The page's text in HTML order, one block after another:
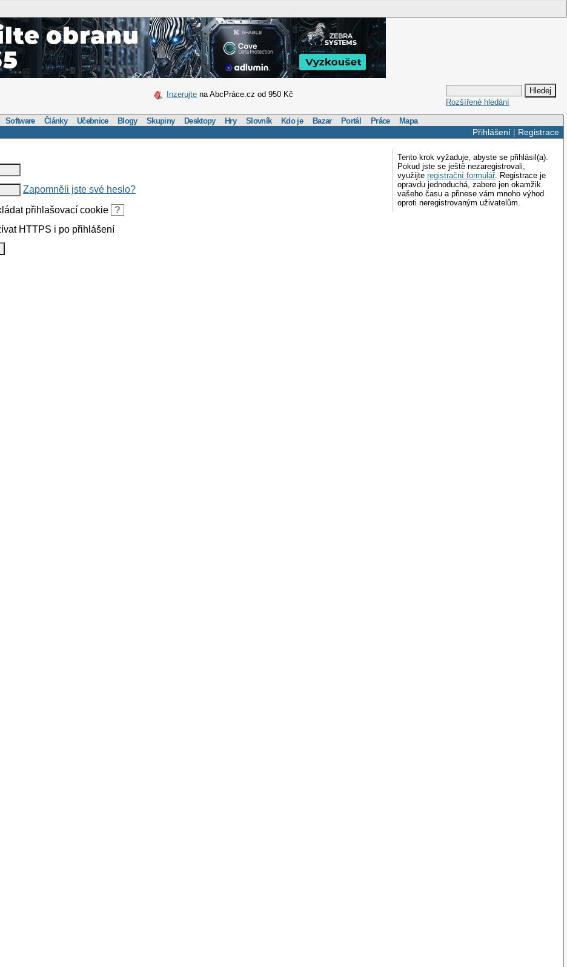
Inzerujte na AbcPráce.cz od 950 Kč
Rozšířené hledání
Software Články Učebnice Blogy Skupiny Desktopy Hry Slovník Kdo je Bazar Portál Práce Mapa
Přihlášení| Registrace
Tento krok vyžaduje, abyste se přihlásil(a).
Pokud jste se ještě nezaregistrovali,
využijte registrační formulář. Registrace je
opravdu jednoduchá, zabere jen okamžik
vašeho času a přinese vám mnoho výhod
oproti neregistrovaným uživatelům.
Zapomněli jste své heslo?
přihlašovací cookie
?
HTTPS i po přihlášení